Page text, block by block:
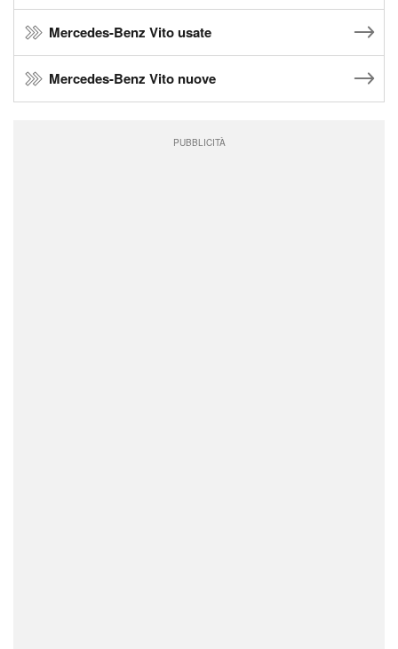
Mercedes-Benz Vito usate
Mercedes-Benz Vito nuove
PUBBLICITÀ